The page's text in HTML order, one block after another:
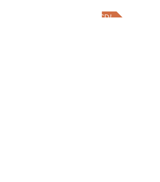
Hier geht's zur CD!